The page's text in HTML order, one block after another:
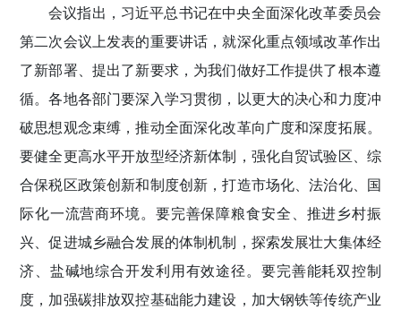
会议指出，习近平总书记在中央全面深化改革委员会
第二次会议上发表的重要讲话，就深化重点领域改革作出
了新部署、提出了新要求，为我们做好工作提供了根本遵
循。各地各部门要深入学习贯彻，以更大的决心和力度冲
破思想观念束缚，推动全面深化改革向广度和深度拓展。
要健全更高水平开放型经济新体制，强化自贸试验区、综
合保税区政策创新和制度创新，打造市场化、法治化、国
际化一流营商环境。要完善保障粮食安全、推进乡村振
兴、促进城乡融合发展的体制机制，探索发展壮大集体经
济、盐碱地综合开发利用有效途径。要完善能耗双控制
度，加强碳排放双控基础能力建设，加大钢铁等传统产业